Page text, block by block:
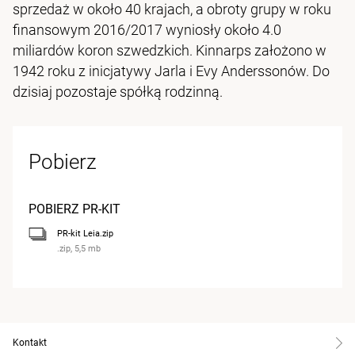
sprzedaż w około 40 krajach, a obroty grupy w roku
finansowym 2016/2017 wyniosły około 4.0
miliardów koron szwedzkich. Kinnarps założono w
1942 roku z inicjatywy Jarla i Evy Anderssonów. Do
dzisiaj pozostaje spółką rodzinną.
Pobierz
POBIERZ PR-KIT
PR-kit Leia.zip
.zip, 5,5 mb
Kontakt